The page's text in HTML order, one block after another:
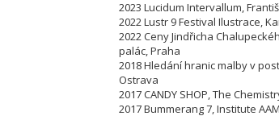
2023 Lucidum Intervallum,
2022 Lustr 9 Festival Ilustrace,
2022 Ceny Jindřicha
palác, Praha
2018 Hledání hranic malby v
Ostrava
2017 CANDY SHOP, The
2017 Bummerang 7, Institute